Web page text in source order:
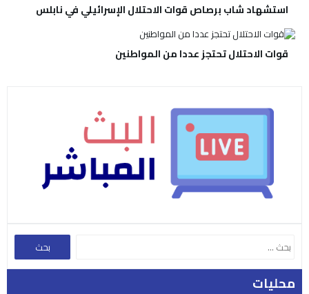
استشهاد شاب برصاص قوات الاحتلال الإسرائيلي في نابلس
قوات الاحتلال تحتجز عددا من المواطنين
محليات